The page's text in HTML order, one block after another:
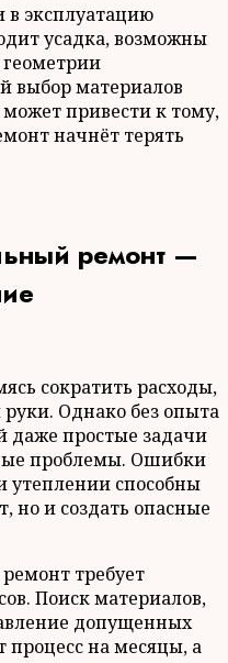
в эксплуатацию
усадка, возможны
выбор материалов
привести к тому,
начнёт терять
ремонт —
сократить расходы,
Однако без опыта
даже простые задачи
проблемы. Ошибки
утеплении способны
но и создать опасные
требует
Поиск материалов,
допущенных
процесс на месяцы, а